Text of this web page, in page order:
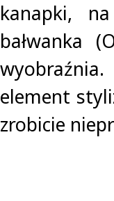
kanapki,
bałwanka
element
zrobicie